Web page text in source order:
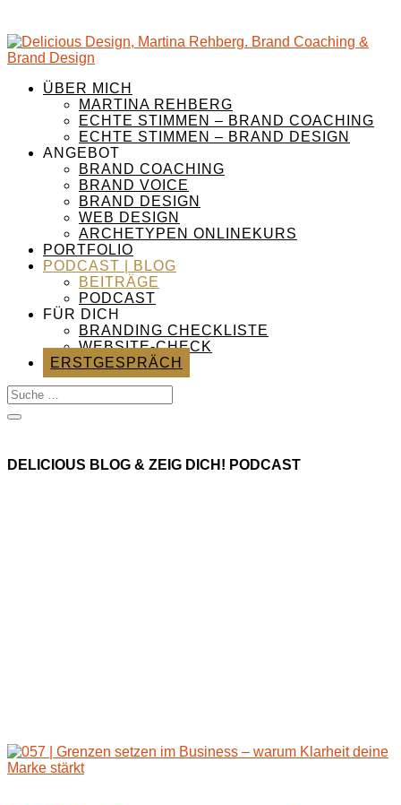
ÜBER MICH
MARTINA REHBERG
ECHTE STIMMEN – BRAND COACHING
ECHTE STIMMEN – BRAND DESIGN
ANGEBOT
BRAND COACHING
BRAND VOICE
BRAND DESIGN
WEB DESIGN
ARCHETYPEN ONLINEKURS
PORTFOLIO
PODCAST | BLOG
BEITRÄGE
PODCAST
FÜR DICH
BRANDING CHECKLISTE
WEBSITE-CHECK
ERSTGESPRÄCH
DELICIOUS BLOG & ZEIG DICH! PODCAST